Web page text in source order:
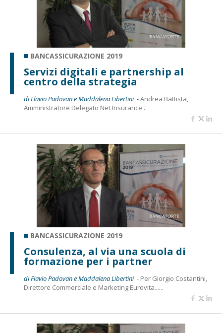
BANCASSICURAZIONE 2019
Servizi digitali e partnership al
centro della strategia
di Flavio Padovan e Maddalena Libertini -Andrea Battista,
Amministratore Delegato Net Insurance...
BANCASSICURAZIONE 2019
Consulenza, al via una scuola di
formazione per i partner
di Flavio Padovan e Maddalena Libertini - Per Giorgio Costantini,
Direttore Commerciale e Marketing Eurovita......